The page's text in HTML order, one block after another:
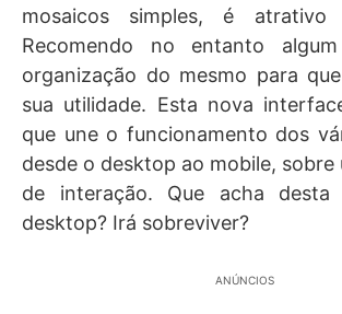
mosaicos simples, é atrativo
Recomendo no entanto
organização do mesmo para
sua utilidade. Esta nova
que une o funcionamento dos
desde o desktop ao mobile, sobre
de interação. Que acha
desktop? Irá sobreviver?
ANÚNCIOS